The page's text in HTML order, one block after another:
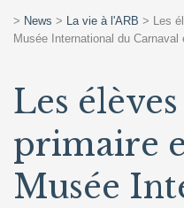
> News > La vie à l'ARB > Les
Musée International du Carnaval
Les
primaire
Musée